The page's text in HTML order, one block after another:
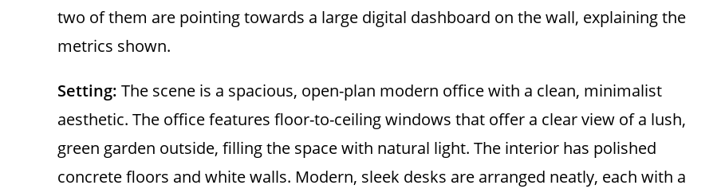
two of them are pointing towards a large digital dashboard on the wall, explaining the
metrics shown.
Setting: The scene is a spacious, open-plan modern office with a clean, minimalist
aesthetic. The office features floor-to-ceiling windows that offer a clear view of a lush,
green garden outside, filling the space with natural light. The interior has polished
concrete floors and white walls. Modern, sleek desks are arranged neatly, each with a